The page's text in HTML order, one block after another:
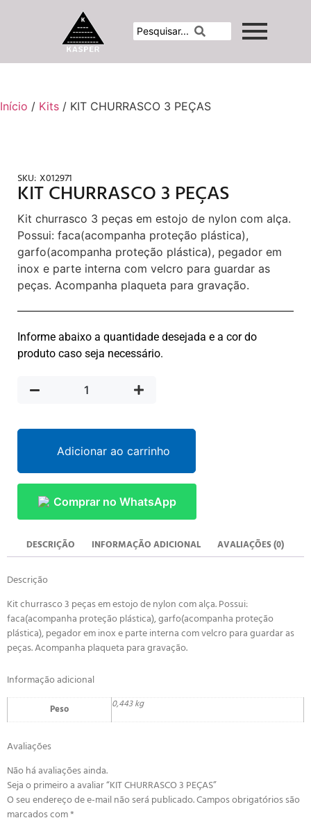
Início / Kits / KIT CHURRASCO 3 PEÇAS
SKU: X012971
KIT CHURRASCO 3 PEÇAS
Kit churrasco 3 peças em estojo de nylon com alça.
Possui: faca(acompanha proteção plástica),
garfo(acompanha proteção plástica), pegador em
inox e parte interna com velcro para guardar as
peças. Acompanha plaqueta para gravação.
Informe abaixo a quantidade desejada e a cor do
produto caso seja necessário.
Adicionar ao carrinho
Comprar no WhatsApp
DESCRIÇÃO INFORMAÇÃO ADICIONAL AVALIAÇÕES (0)
Descrição
Kit churrasco 3 peças em estojo de nylon com alça. Possui:
faca(acompanha proteção plástica), garfo(acompanha proteção
plástica), pegador em inox e parte interna com velcro para guardar as
peças. Acompanha plaqueta para gravação.
Informação adicional
Peso 0,443 kg
Avaliações
Não há avaliações ainda.
Seja o primeiro a avaliar “KIT CHURRASCO 3 PEÇAS”
O seu endereço de e-mail não será publicado.Campos obrigatórios são
marcados com*